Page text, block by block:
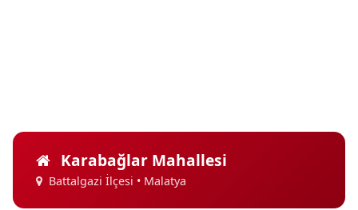
Karabağlar Mahallesi
Battalgazi İlçesi • Malatya